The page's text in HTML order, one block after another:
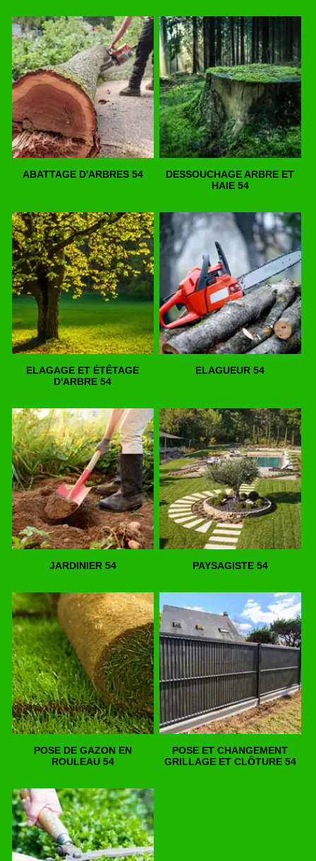
ABATTAGE D'ARBRES 54
DESSOUCHAGE ARBRE ET
HAIE 54
ELAGAGE ET ÉTÊTAGE
D'ARBRE 54
ELAGUEUR 54
JARDINIER 54 PAYSAGISTE 54
POSE DE GAZON EN
ROULEAU 54
POSE ET CHANGEMENT
GRILLAGE ET CLÔTURE 54